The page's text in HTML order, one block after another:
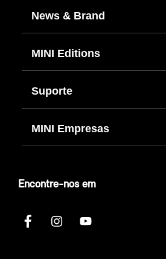
News & Brand
MINI Editions
Suporte
MINI Empresas
Encontre-nos em